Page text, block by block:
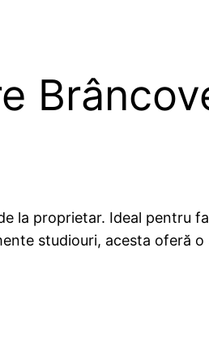
la proprietar. Ideal pentru
studiouri, acesta oferă